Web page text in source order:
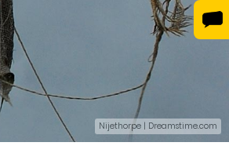
Nijethorpe | Dreamstime.com